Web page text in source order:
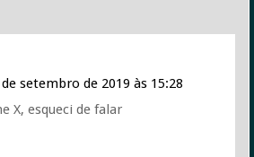
de setembro de 2019 às 15:28
X, esqueci de falar